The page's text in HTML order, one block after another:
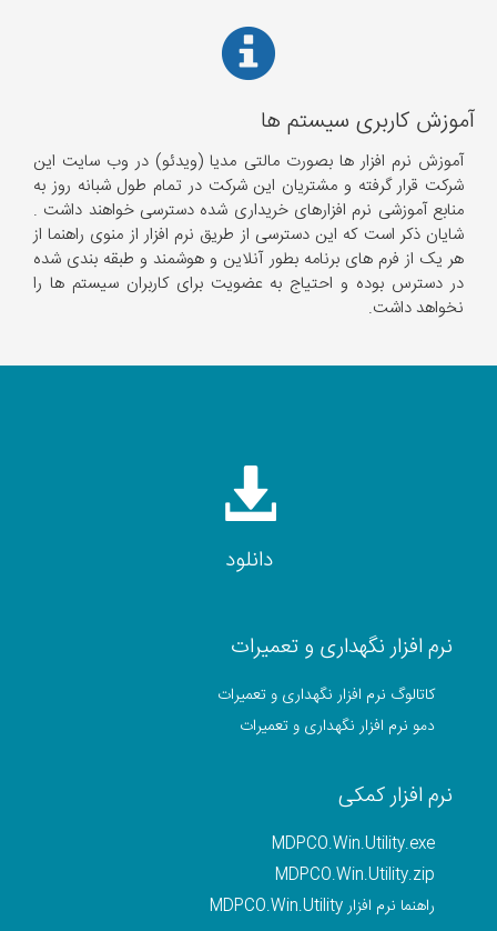
آموزش کاربری سیستم ها
آموزش نرم افزار ها بصورت مالتی مدیا (ویدئو) در وب سایت این
شرکت قرار گرفته و مشتریان این شرکت در تمام طول شبانه روز به
منابع آموزشی نرم افزارهای خریداری شده دسترسی خواهند داشت .
شایان ذکر است که این دسترسی از طریق نرم افزار از منوی راهنما از
هر یک از فرم های برنامه بطور آنلاین و هوشمند و طبقه بندی شده
در دسترس بوده و احتیاج به عضویت برای کاربران سیستم ها را
نخواهد داشت.
دانلود
نرم افزار نگهداری و تعمیرات
کاتالوگ نرم افزار نگهداری و تعمیرات
دمو نرم افزار نگهداری و تعمیرات
نرم افزار کمکی
MDPCO.Win.Utility.exe
MDPCO.Win.Utility.zip
راهنما نرم افزار MDPCO.Win.Utility